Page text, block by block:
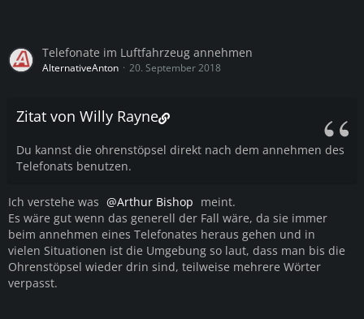
Telefonate im Luftfahrzeug annehmen
AlternativeAnton 20. September 2018
Zitat von Willy Rayne
Du kannst die ohrenstöpsel direkt nach dem annehmen des
Telefonats benutzen.
Ich verstehe was Arthur Bishop meint.
Es wäre gut wenn das generell der Fall wäre, da sie immer
beim annehmen eines Telefonates heraus gehen und in
vielen Situationen ist die Umgebung so laut, dass man bis die
Ohrenstöpsel wieder drin sind, teilweise mehrere Wörter
verpasst.